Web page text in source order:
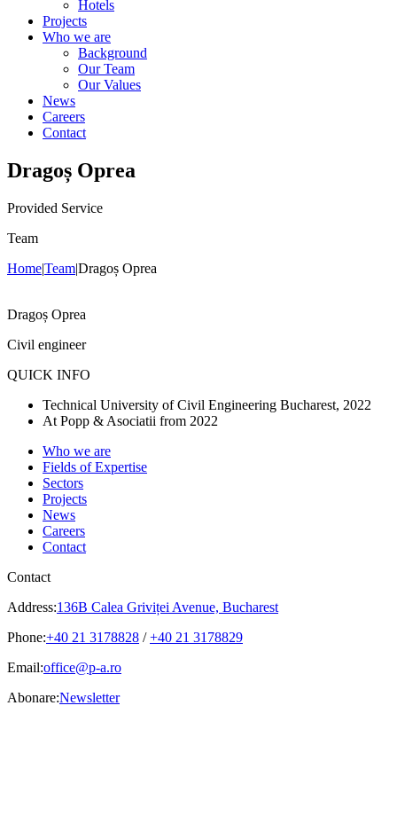
Hotels
Projects
Who we are
Background
Our Team
Our Values
News
Careers
Contact
Dragoș Oprea
Provided Service
Team
Home|Team|Dragoș Oprea
Dragoș Oprea
Civil engineer
QUICK INFO
Technical University of Civil Engineering Bucharest, 2022
At Popp & Asociatii from 2022
Who we are
Fields of Expertise
Sectors
Projects
News
Careers
Contact
Contact
Address:136B Calea Griviței Avenue, Bucharest
Phone:+40 21 3178828 /+40 21 3178829
Email:office@p-a.ro
Abonare:Newsletter